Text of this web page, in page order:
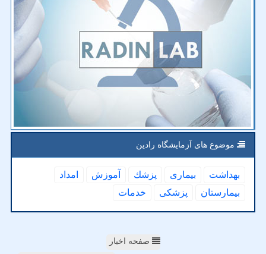
موضوع های آزمایشگاه رادین
بهداشت بیماری پزشك آموزش
امداد
بیمارستان
پزشكی خدمات
صفحه اخبار